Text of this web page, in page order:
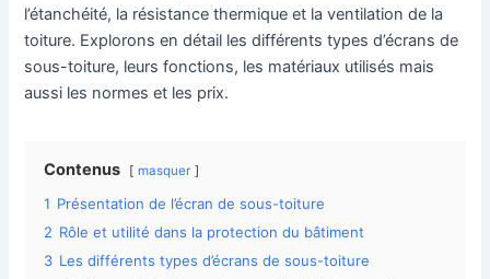
l’étanchéité, la résistance thermique et la ventilation de la
toiture. Explorons en détail les différents types d’écrans de
sous-toiture, leurs fonctions, les matériaux utilisés mais
aussi les normes et les prix.
Contenus masquer
1 Présentation de l’écran de sous-toiture
2 Rôle et utilité dans la protection du bâtiment
3 Les différents types d’écrans de sous-toiture